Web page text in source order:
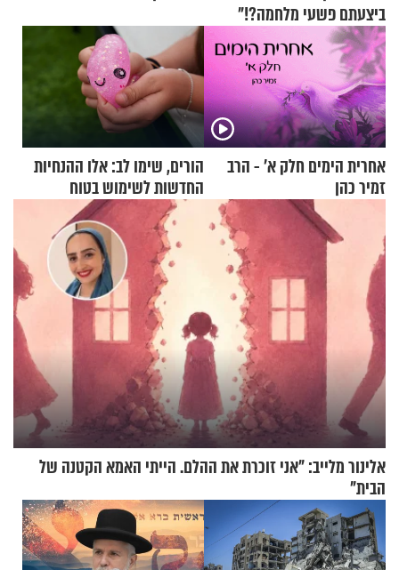
ביצעתם פשעי מלחמה?!"
אחרית הימים חלק א’ - הרב
זמיר כהן
הורים, שימו לב: אלו ההנחיות
החדשות לשימוש בטוח
בסקווישי לאחר מקרי אשפוז
אלינור מלייב: "אני זוכרת את ההלם. הייתי האמא הקטנה של
הבית"